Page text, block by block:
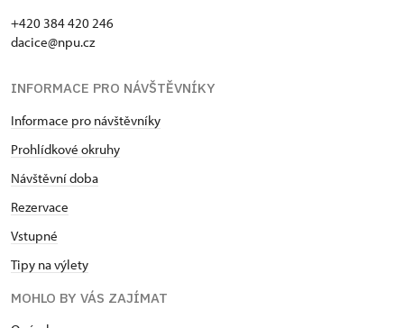
+420 384 420 246
dacice@npu.cz
INFORMACE PRO NÁVŠTĚVNÍKY
Informace pro návštěvníky
Prohlídkové okruhy
Návštěvní doba
Rezervace
Vstupné
Tipy na výlety
MOHLO BY VÁS ZAJÍMAT